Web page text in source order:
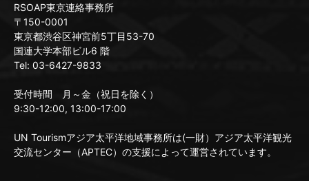
RSOAP東京連絡事務所
〒150-0001
東京都渋谷区神宮前5丁目53-70
国連大学本部ビル6 階
Tel: 03-6427-9833
受付時間 月～金（祝日を除く）
9:30-12:00, 13:00-17:00
UN Tourismアジア太平洋地域事務所は(一財）アジア太平洋観光
交流センター（APTEC）の支援によって運営されています。